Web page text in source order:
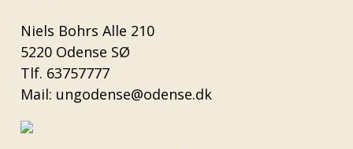
Niels Bohrs Alle 210
5220 Odense SØ
Tlf. 63757777
Mail: ungodense@odense.dk